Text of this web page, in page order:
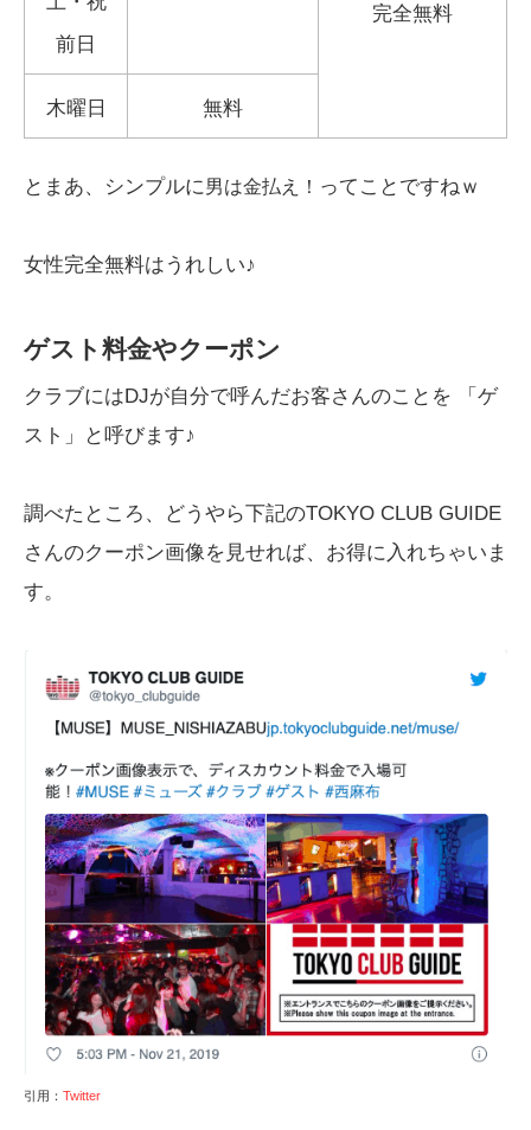
前日
完全無料
木曜日 無料
とまあ、シンプルに男は金払え！ ってことですねｗ
女性完全無料はうれしい♪
ゲスト料金やクーポン
クラブにはDJが自分で呼んだお客さんのことを 「ゲ
スト」と呼びます♪
調べたところ、どうやら下記のTOKYO CLUB GUIDE
さんのクーポン画像を見せれば、お得に入れちゃいま
す。
引用： Twitter